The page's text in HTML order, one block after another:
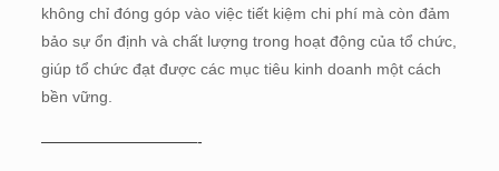
không chỉ đóng góp vào việc tiết kiệm chi phí mà còn đảm
bảo sự ổn định và chất lượng trong hoạt động của tổ chức,
giúp tổ chức đạt được các mục tiêu kinh doanh một cách
bền vững.
——————————-